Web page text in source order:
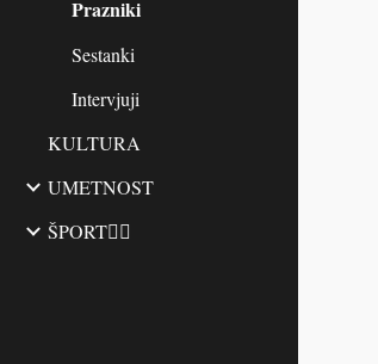
Prazniki
Sestanki
Intervjuji
KULTURA
UMETNOST
ŠPORT🏃‍♂️